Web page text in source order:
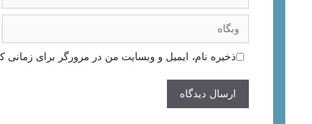
وبگاه
ذخیره نام، ایمیل و وبسایت من در مرورگر برای زمانی